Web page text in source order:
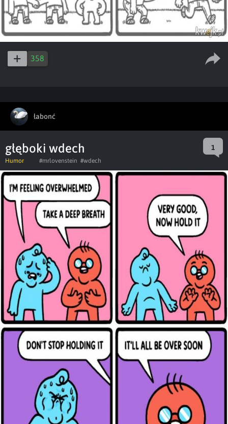
358
łabonć
głęboki wdech 1
Humor #mrlovenstein #wdech